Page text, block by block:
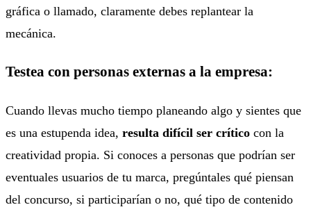
gráfica o llamado, claramente debes replantear la
mecánica.
Testea con personas externas a la empresa:
Cuando llevas mucho tiempo planeando algo y sientes que
es una estupenda idea, resulta difícil ser crítico con la
creatividad propia. Si conoces a personas que podrían ser
eventuales usuarios de tu marca, pregúntales qué piensan
del concurso, si participarían o no, qué tipo de contenido